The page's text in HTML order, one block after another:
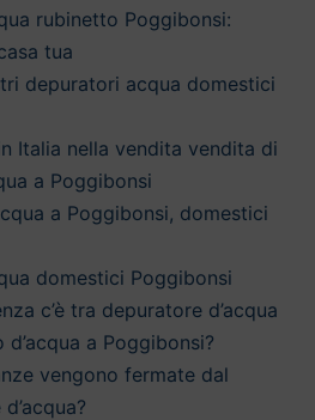
rubinetto Poggibonsi:
tua
depuratori acqua domestici
Italia nella vendita vendita di
a Poggibonsi
a Poggibonsi, domestici
domestici Poggibonsi
c’è tra depuratore d’acqua
a Poggibonsi?
vengono fermate dal